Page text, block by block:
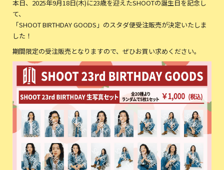
本日、2025年9月18日(木)に23歳を迎えたSHOOTの誕生日を記念し
て、
「SHOOT BIRTHDAY GOODS」のスタダ便受注販売が決定いたしま
した！
期間限定の受注販売となりますので、ぜひお買い求めください。